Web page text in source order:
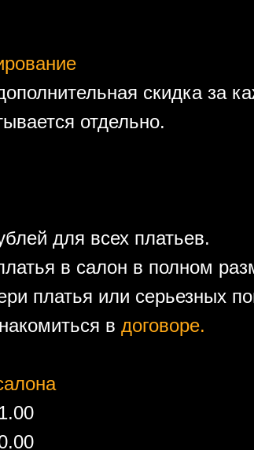
скидка за
отдельно.
для всех платьев.
в салон в полном
платья или серьезных
в договоре.